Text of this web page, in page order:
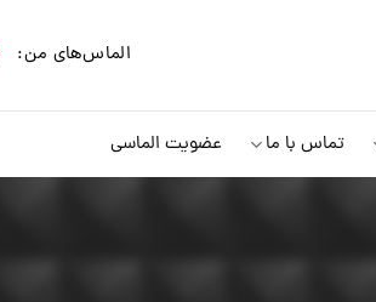
الماس‌‌های من:
تماس با ما عضویت الماسی